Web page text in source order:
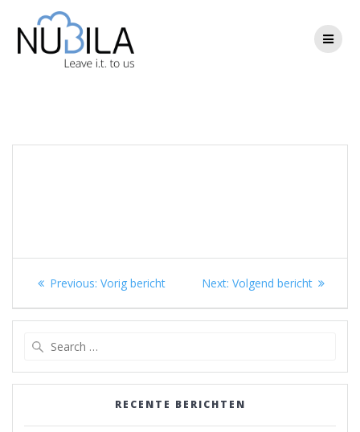
Berichtnavigatie
Previous: Previous
Vorig bericht Next: Next
Volgend bericht
RECENTE BERICHTEN